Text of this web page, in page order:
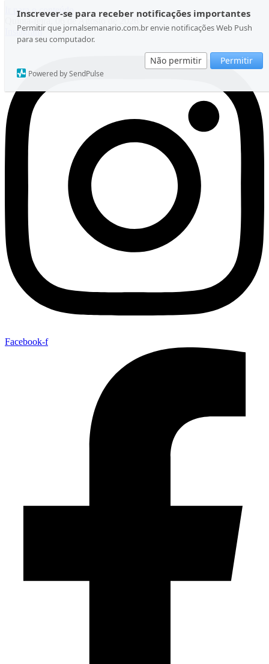
Inscrever-se para receber notificações importantes
Permitir que jornalsemanario.com.br envie notificações Web Push
para seu computador.
Não permitir Permitir
Powered by SendPulse
Ir para o conteúdo
Quinta-feira, 06 de Agosto de 2026
Instagram
Facebook-f